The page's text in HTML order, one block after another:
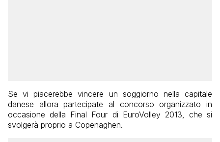
Se vi piacerebbe vincere un soggiorno nella capitale
danese allora partecipate al concorso organizzato in
occasione della Final Four di EuroVolley 2013, che si
svolgerà proprio a Copenaghen.